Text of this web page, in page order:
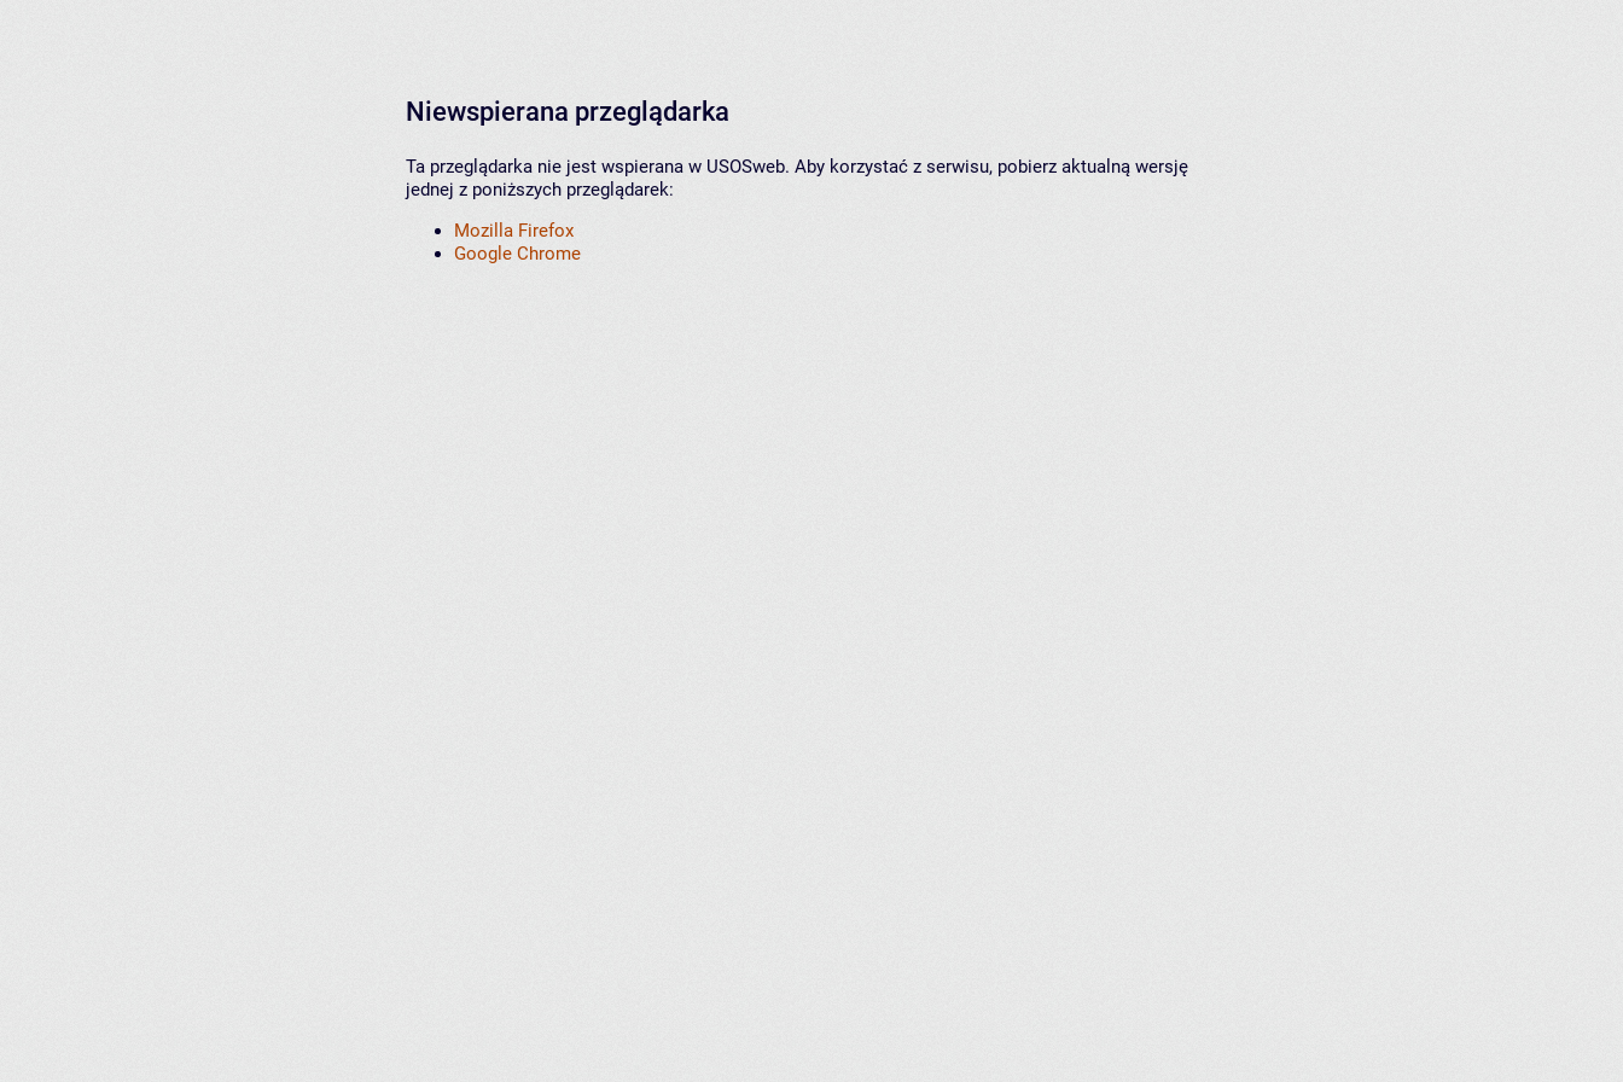
Niewspierana przeglądarka
Ta przeglądarka nie jest wspierana w USOSweb. Aby korzystać z serwisu, pobierz aktualną wersję
jednej z poniższych przeglądarek:
Mozilla Firefox
Google Chrome